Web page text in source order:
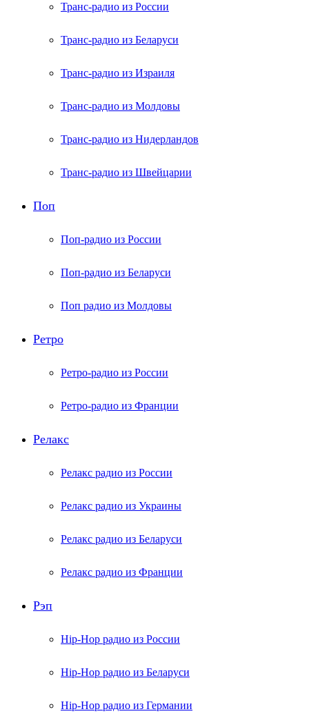
Транс-радио из России
Транс-радио из Беларуси
Транс-радио из Израиля
Транс-радио из Молдовы
Транс-радио из Нидерландов
Транс-радио из Швейцарии
Поп
Поп-радио из России
Поп-радио из Беларуси
Поп радио из Молдовы
Ретро
Ретро-радио из России
Ретро-радио из Франции
Релакс
Релакс радио из России
Релакс радио из Украины
Релакс радио из Беларуси
Релакс радио из Франции
Рэп
Hip-Hop радио из России
Hip-Hop радио из Беларуси
Hip-Hop радио из Германии